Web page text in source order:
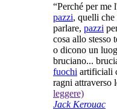
“Perché per me
pazzi, quelli che
parlare, pazzi
cosa allo stesso
o dicono un
bruciano...
fuochi artificiali
ragni attraverso
leggere)
Jack Kerouac